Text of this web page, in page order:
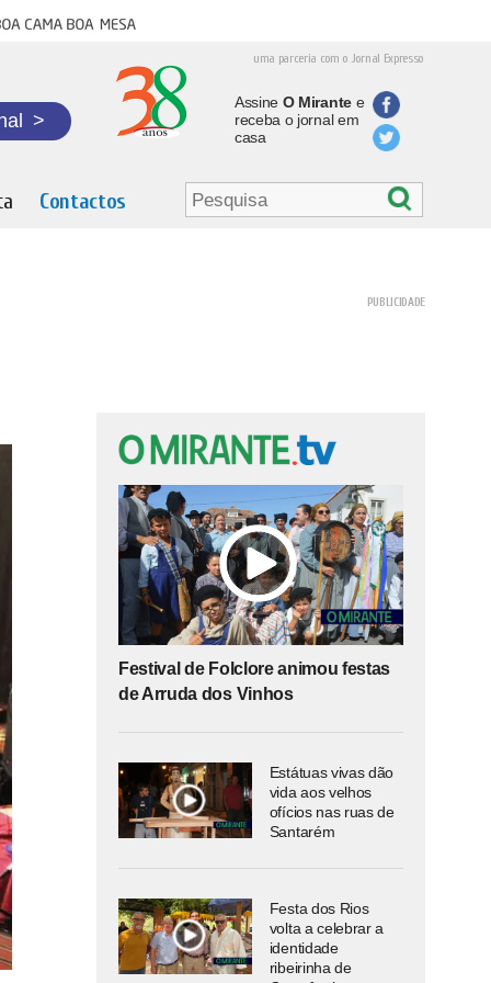
cama boa mesa
uma parceria com o Jornal Expresso
>
Assine O Mirantee
receba o jornal em
casa
Contactos
Festival de Folclore animou festas
de Arruda dos Vinhos
Estátuas vivas dão
vida aos velhos
ofícios nas ruas de
Santarém
Festa dos Rios
volta a celebrar a
identidade
ribeirinha de